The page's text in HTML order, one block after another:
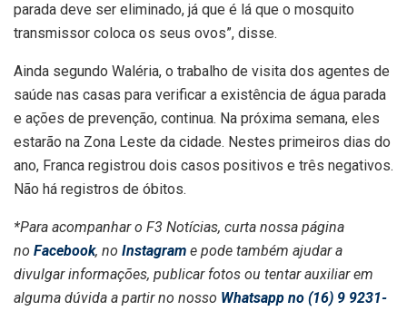
parada deve ser eliminado, já que é lá que o mosquito
transmissor coloca os seus ovos”, disse.
Ainda segundo Waléria, o trabalho de visita dos agentes de
saúde nas casas para verificar a existência de água parada
e ações de prevenção, continua. Na próxima semana, eles
estarão na Zona Leste da cidade. Nestes primeiros dias do
ano, Franca registrou dois casos positivos e três negativos.
Não há registros de óbitos.
*Para acompanhar o F3 Notícias, curta nossa página
no Facebook, no Instagram e pode também ajudar a
divulgar informações, publicar fotos ou tentar auxiliar em
alguma dúvida a partir no nosso Whatsapp no (16) 9 9231-